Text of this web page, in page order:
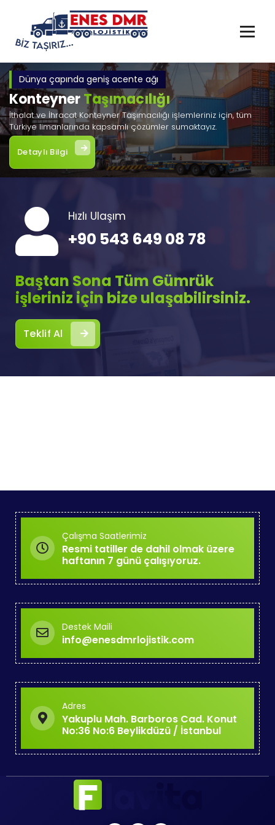
Dünya çapında geniş acente ağı
KonteynerTaşımacılığı
İthalat ve İhracat Konteyner Taşımacılığı işlemleriniz için, tüm
Türkiye limanlarında kapsamlı çözümler sumaktayız.
Detaylı Bilgi
Hızlı Ulaşım
+90 543 649 08 78
Baştan Sona Tüm Gümrük
işleriniz için bize ulaşabilirsiniz.
Teklif Al
Çalışma Saatlerimiz
Resmi tatiller de dahil olmak üzere
haftanın 7 günü çalışıyoruz.
Destek Maili
info@enesdmrlojistik.com
Adres
Yakuplu Mah. Barboros Cad. Konut
No:36 No:6 Beylikdüzü / İstanbul